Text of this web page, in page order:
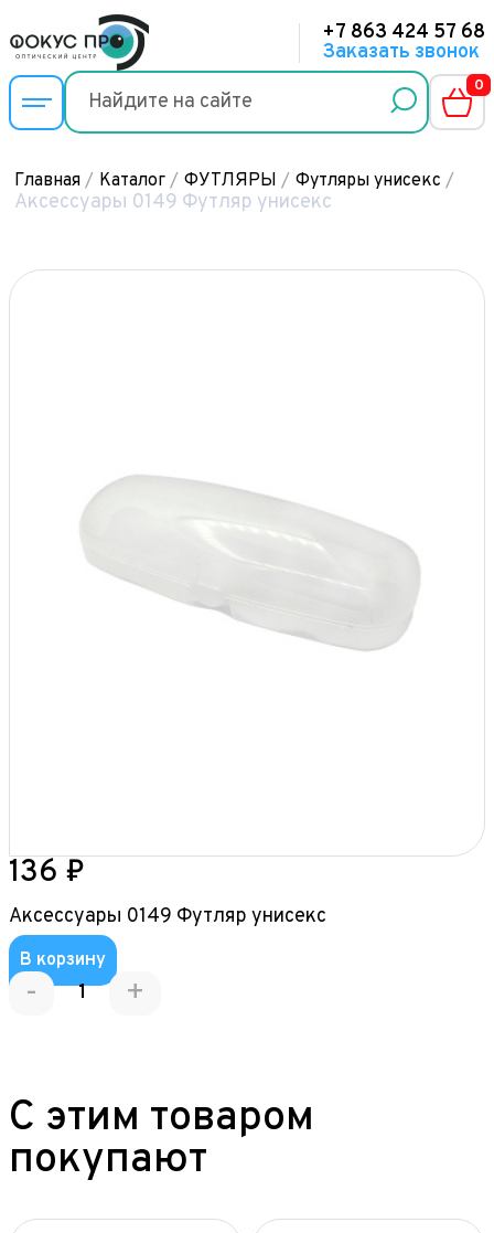
+7 863 424 57 68
Заказать звонок
0
Главная / Каталог / ФУТЛЯРЫ / Футляры унисекс /
Аксессуары 0149 Футляр унисекс
136 ₽
Аксессуары 0149 Футляр унисекс
В корзину
- +
С этим товаром
покупают